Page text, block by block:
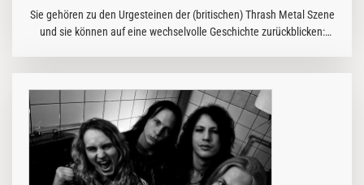
Sie gehören zu den Urgesteinen der (britischen) Thrash Metal Szene
und sie können auf eine wechselvolle Geschichte zurückblicken: